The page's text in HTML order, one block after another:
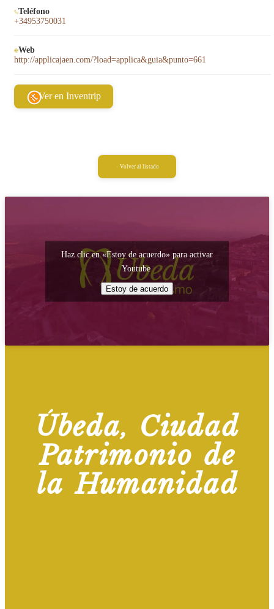
Teléfono
+34953750031
Web
http://applicajaen.com/?load=applica&guia&punto=661
Ver en Inventrip
Volver al listado
Haz clic en «Estoy de acuerdo» para activar
Youtube
Estoy de acuerdo
Úbeda, Ciudad
Patrimonio de
la Humanidad